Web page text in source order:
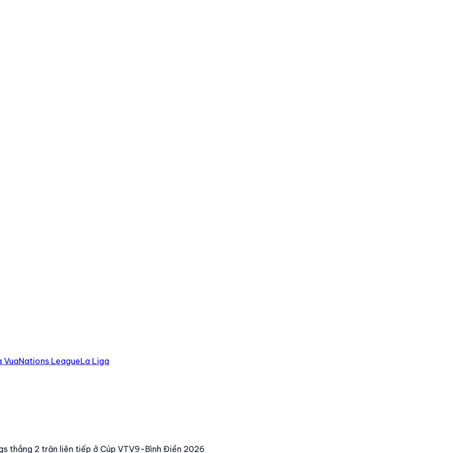
VuaNations LeagueLa Liga
thắng 2 trận liên tiếp ở Cúp VTV9-Bình Điền 2026